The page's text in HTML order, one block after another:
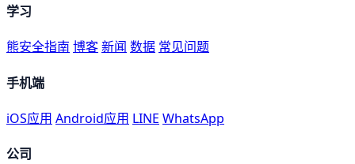
学习
熊安全指南 博客新闻 数据 常见问题
手机端
iOS应用 Android应用 LINE WhatsApp
公司